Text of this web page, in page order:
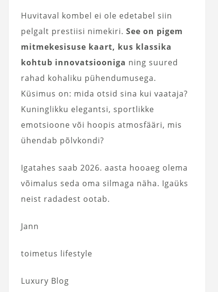
Huvitaval kombel ei ole edetabel siin
pelgalt prestiisi nimekiri. See on pigem
mitmekesisuse kaart, kus klassika
kohtub innovatsiooniga ning suured
rahad kohaliku pühendumusega.
Küsimus on: mida otsid sina kui vaataja?
Kuninglikku elegantsi, sportlikke
emotsioone või hoopis atmosfääri, mis
ühendab põlvkondi?
Igatahes saab 2026. aasta hooaeg olema
võimalus seda oma silmaga näha. Igaüks
neist radadest ootab.
Jann
toimetus lifestyle
Luxury Blog